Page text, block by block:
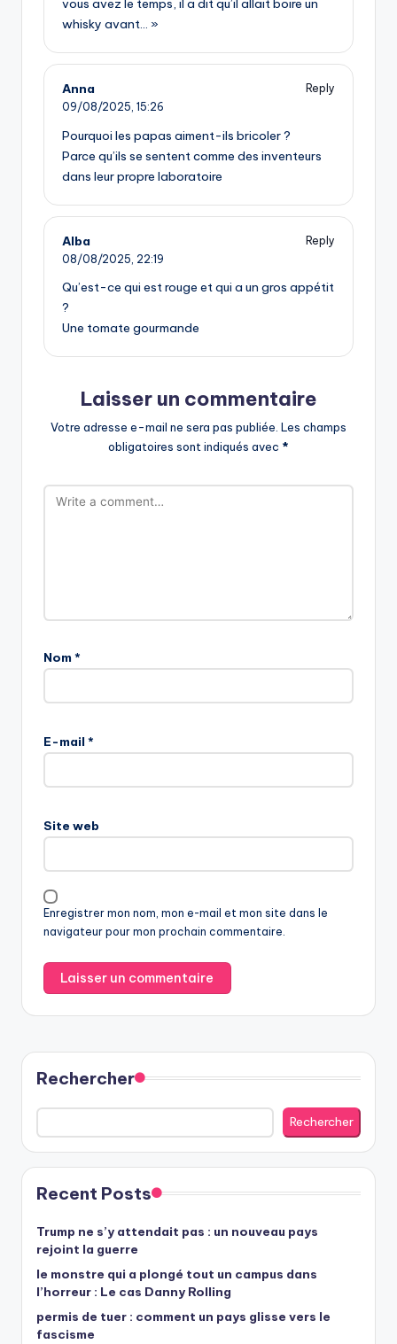
vous avez le temps, il a dit qu’il allait boire un
whisky avant… »
Anna
Reply
09/08/2025, 15:26
Pourquoi les papas aiment-ils bricoler ?
Parce qu’ils se sentent comme des inventeurs
dans leur propre laboratoire
Alba
Reply
08/08/2025, 22:19
Qu’est-ce qui est rouge et qui a un gros appétit
?
Une tomate gourmande
Laisser un commentaire
Votre adresse e-mail ne sera pas publiée. Les champs
obligatoires sont indiqués avec *
Nom *
E-mail *
Site web
Enregistrer mon nom, mon e-mail et mon site dans le
navigateur pour mon prochain commentaire.
Rechercher
Rechercher
Recent Posts
Trump ne s’y attendait pas : un nouveau pays
rejoint la guerre
le monstre qui a plongé tout un campus dans
l’horreur : Le cas Danny Rolling
permis de tuer : comment un pays glisse vers le
fascisme